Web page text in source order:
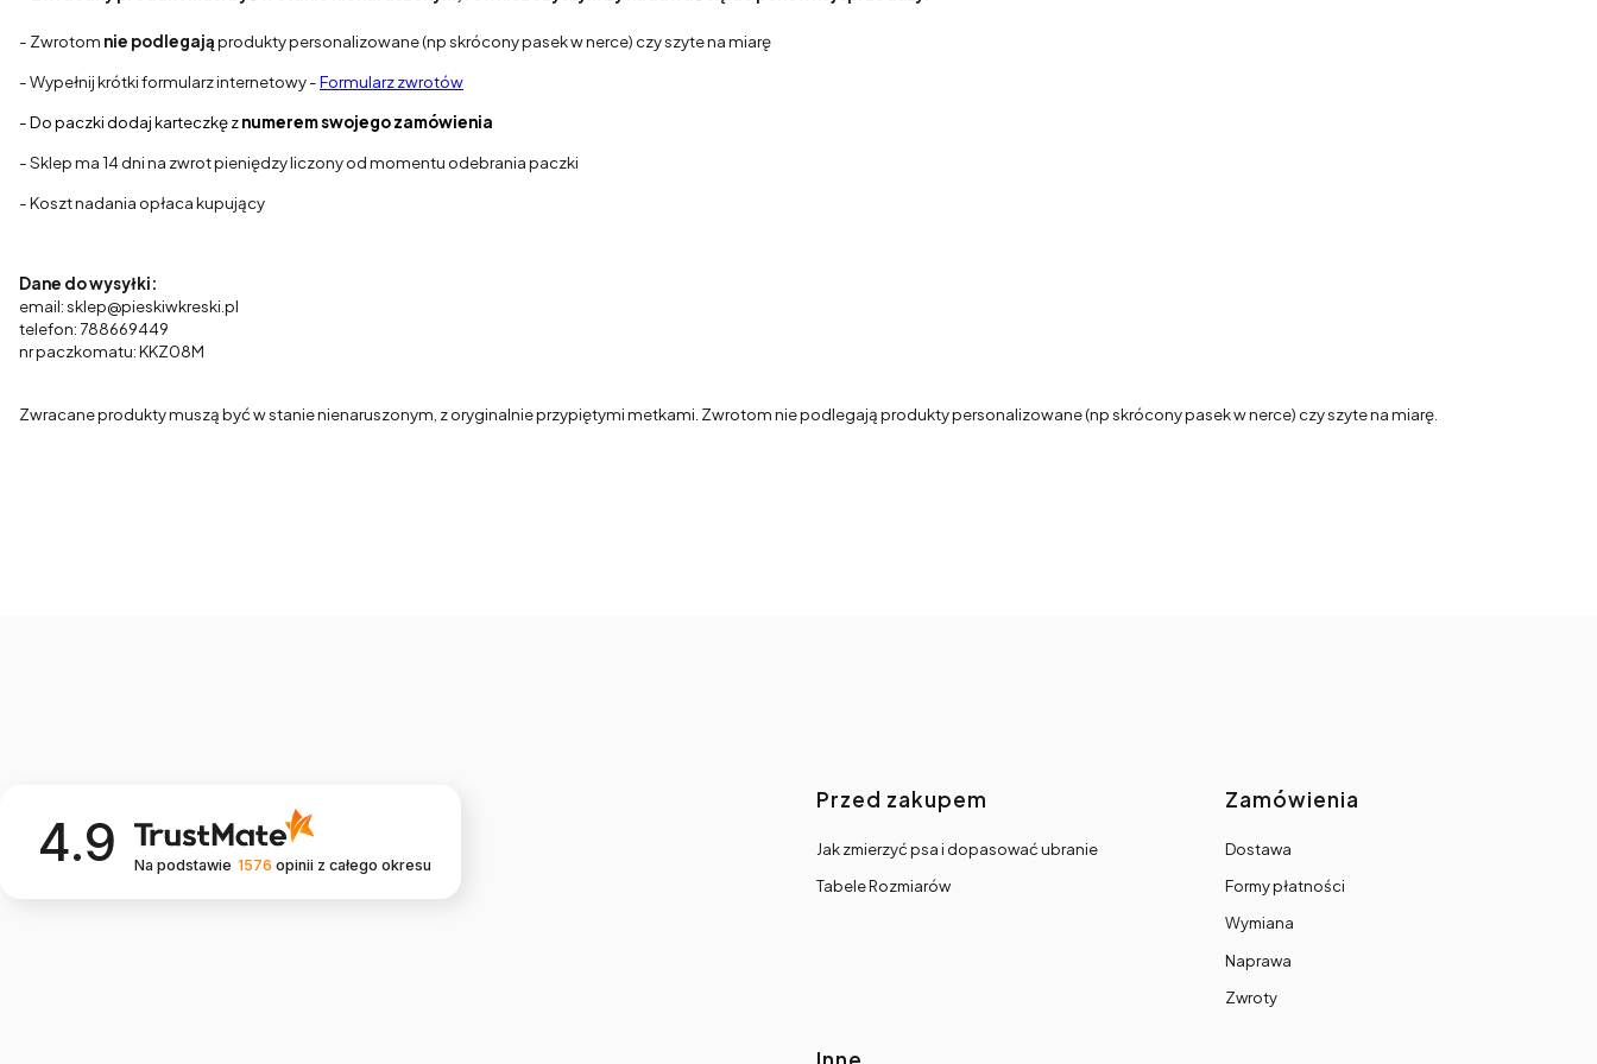
- Zwrotom nie podlegająprodukty personalizowane (np skrócony pasek w nerce) czy szyte na miarę
- Wypełnij krótki formularz internetowy -Formularz zwrotów
- Do paczki dodaj karteczkę znumerem swojego zamówienia
- Sklep ma 14 dni na zwrot pieniędzy liczony od momentu odebrania paczki
- Koszt nadania opłaca kupujący
Dane do wysyłki:
email: sklep@pieskiwkreski.pl
telefon: 788669449
nr paczkomatu: KKZ08M
Zwracane produkty muszą być w stanie nienaruszonym, z oryginalnie przypiętymi metkami. Zwrotom nie podlegają produkty personalizowane (np skrócony pasek w nerce) czy szyte na miarę.
4.9 Na podstawie 1576 opinii z całego okresu
Linki w stopce
Przed zakupem
Jak zmierzyć psa i dopasować ubranie
Tabele Rozmiarów
Zamówienia
Dostawa
Formy płatności
Wymiana
Naprawa
Zwroty